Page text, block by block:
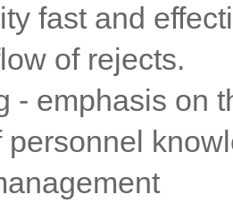
fast and
of rejects.
- emphasis on
personnel